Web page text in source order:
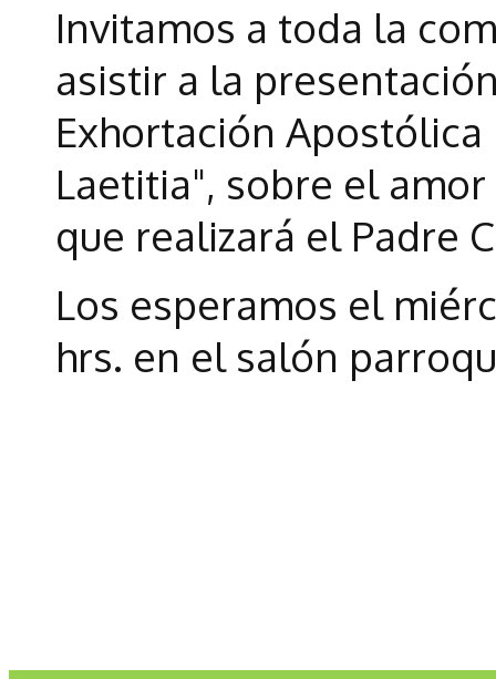
Invitamos a toda la
asistir a la
Exhortación Apostólica
Laetitia", sobre el
que realizará el Padre
Los esperamos el
hrs. en el salón